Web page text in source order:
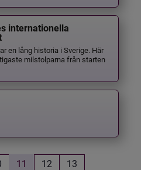
internationella
en lång historia i Sverige. Här
milstolparna från starten
11 12
13